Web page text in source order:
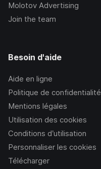
Molotov Advertising
Join the team
Besoin d'aide
Aide en ligne
Politique de confidentialité
Mentions légales
Utilisation des cookies
Conditions d’utilisation
Personnaliser les cookies
Télécharger